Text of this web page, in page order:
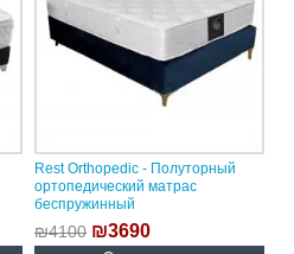
Rest Orthopedic - Полуторный
ортопедический матрас
беспружинный
₪4100 ₪3690